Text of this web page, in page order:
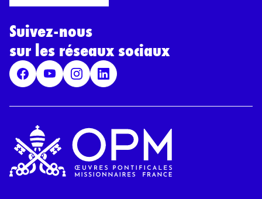
l
R
P
D
*
Suivez-nous
sur les réseaux sociaux